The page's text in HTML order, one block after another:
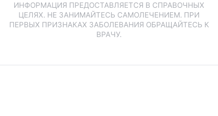
ИНФОРМАЦИЯ ПРЕДОСТАВЛЯЕТСЯ В СПРАВОЧНЫХ
ЦЕЛЯХ. НЕ ЗАНИМАЙТЕСЬ САМОЛЕЧЕНИЕМ. ПРИ
ПЕРВЫХ ПРИЗНАКАХ ЗАБОЛЕВАНИЯ ОБРАЩАЙТЕСЬ К
ВРАЧУ.